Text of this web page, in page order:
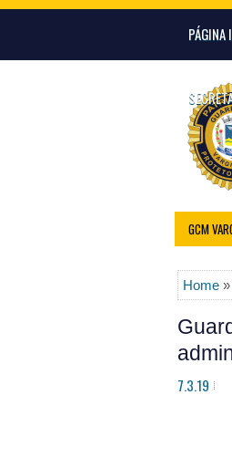
PÁGINA
GCM
Home »
7.3.19